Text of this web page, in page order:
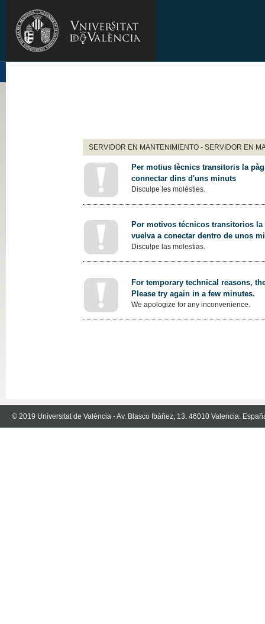
SERVIDOR EN MANTENIMIENTO - SERVIDOR EN
Per motius tècnics transitoris la
connectar dins d'uns minuts
Disculpe les molèsties.
Por motivos técnicos transitorios
vuelva a conectar dentro de unos
Disculpe las molestias.
For temporary technical reasons,
Please try again in a few minutes.
We apologize for any inconvenience.
© 2019 Universitat de València - Av. Blasco Ibáñez, 13. 46010 Valencia.